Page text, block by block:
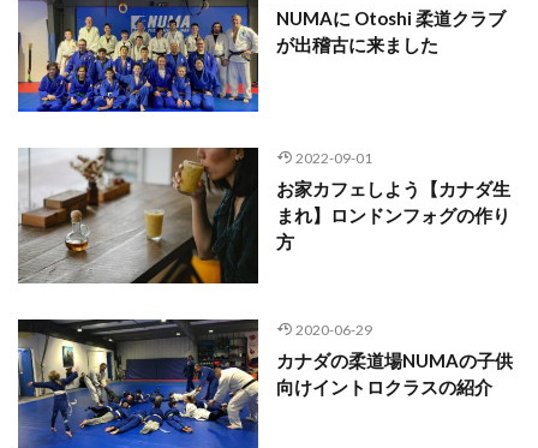
NUMAに Otoshi 柔道クラブ
が出稽古に来ました
2022-09-01
お家カフェしよう【カナダ生
まれ】ロンドンフォグの作り
方
2020-06-29
カナダの柔道場NUMAの子供
向けイントロクラスの紹介